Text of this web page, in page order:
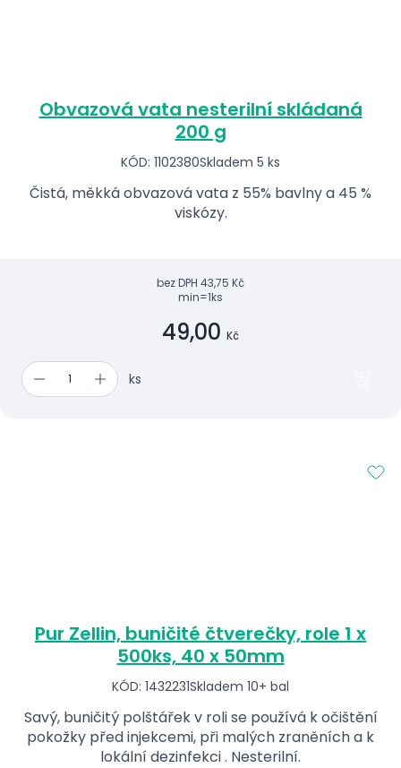
Obvazová vata nesterilní skládaná
200 g
KÓD: 1102380Skladem 5 ks
Čistá, měkká obvazová vata z 55% bavlny a 45 %
viskózy.
bez DPH 43,75 Kč
min=1ks
49,00 Kč
ks
Pur Zellin, buničité čtverečky, role 1 x
500ks, 40 x 50mm
KÓD: 1432231Skladem 10+ bal
Savý, buničitý polštářek v roli se používá k očištění
pokožky před injekcemi, při malých zraněních a k
lokální dezinfekci . Nesterilní.